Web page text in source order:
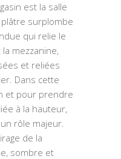
est la salle
surplombe
qui relie le
mezzanine,
et reliées
Dans cette
et pour prendre
à la hauteur,
rôle majeur.
de la
sombre et